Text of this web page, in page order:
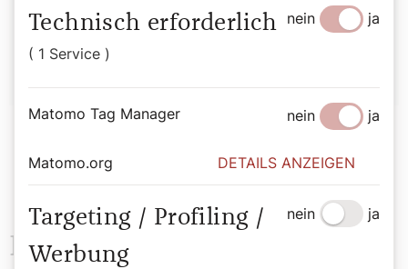
Das könnte Sie auch
Technisch erforderlich
( 1 Service )
nein ja
Matomo Tag Manager nein ja
Matomo.org DETAILS ANZEIGEN
Targeting / Profiling /
Werbung
nein ja